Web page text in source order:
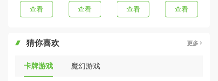
查看 查看 查看 查看
猜你喜欢 更多
卡牌游戏 魔幻游戏